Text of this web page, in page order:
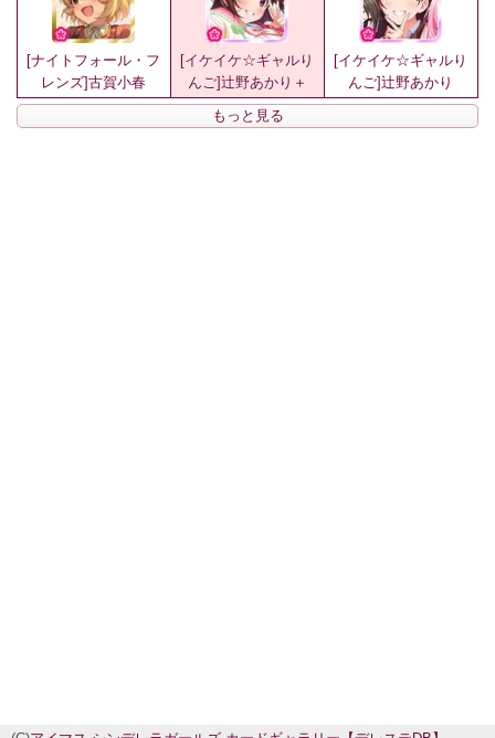
[ナイトフォール・フ
レンズ]古賀小春
[イケイケ☆ギャルり
んご]辻野あかり＋
[イケイケ☆ギャルり
んご]辻野あかり
もっと見る